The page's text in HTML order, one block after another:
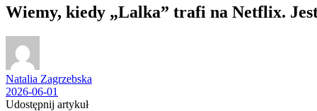
Wiemy, kiedy „Lalka” trafi na Netflix.
Natalia Zagrzebska
2026-06-01
Udostępnij artykuł